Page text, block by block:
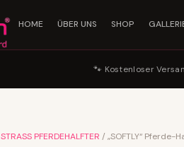
HOME ÜBER UNS SHOP
🐾 Kostenloser
STRASS PFERDEHALFTER / „SOFTLY“